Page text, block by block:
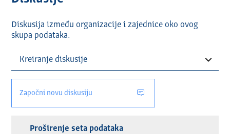
Diskusija između organizacije i zajednice oko ovog
skupa podataka.
Započni novu diskusiju
Proširenje seta podataka